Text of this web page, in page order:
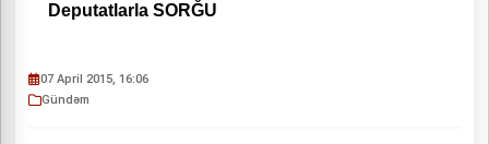
Deputatlarla SORĞU
07 April 2015, 16:06
Gündəm